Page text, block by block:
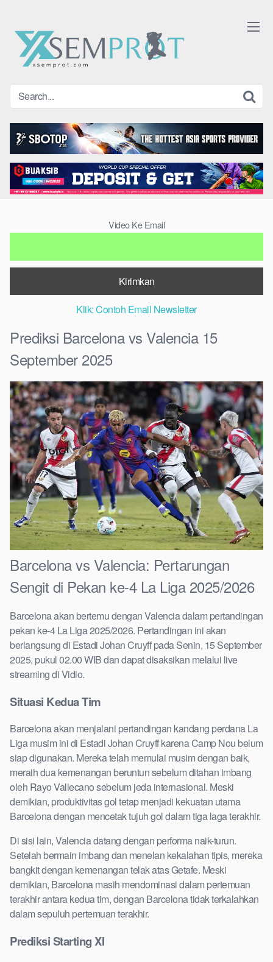
content
Video Ke Email
Klik: Contoh Email Newsletter
Prediksi Barcelona vs Valencia 15
September 2025
Barcelona vs Valencia: Pertarungan
Sengit di Pekan ke-4 La Liga 2025/2026
Barcelona akan bertemu dengan Valencia dalam pertandingan
pekan ke-4 La Liga 2025/2026. Pertandingan ini akan
berlangsung di Estadi Johan Cruyff pada Senin, 15 September
2025, pukul 02.00 WIB dan dapat disaksikan melalui live
streaming di Vidio.
Situasi Kedua Tim
Barcelona akan menjalani pertandingan kandang perdana La
Liga musim ini di Estadi Johan Cruyff karena Camp Nou belum
siap digunakan. Mereka telah memulai musim dengan baik,
meraih dua kemenangan beruntun sebelum ditahan imbang
oleh Rayo Vallecano sebelum jeda internasional. Meski
demikian, produktivitas gol tetap menjadi kekuatan utama
Barcelona dengan mencetak tujuh gol dalam tiga laga terakhir.
Di sisi lain, Valencia datang dengan performa naik-turun.
Setelah bermain imbang dan menelan kekalahan tipis, mereka
bangkit dengan kemenangan telak atas Getafe. Meski
demikian, Barcelona masih mendominasi dalam pertemuan
terakhir antara kedua tim, dengan Barcelona tidak terkalahkan
dalam sepuluh pertemuan terakhir.
Prediksi Starting XI